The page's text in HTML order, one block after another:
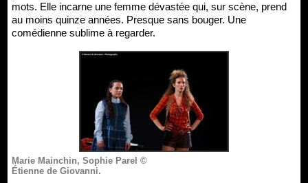
mots. Elle incarne une femme dévastée qui, sur scène, prend
au moins quinze années. Presque sans bouger. Une
comédienne sublime à regarder.
Marie Mainchin, Sophie Parel ©
Étienne de Giovanni.